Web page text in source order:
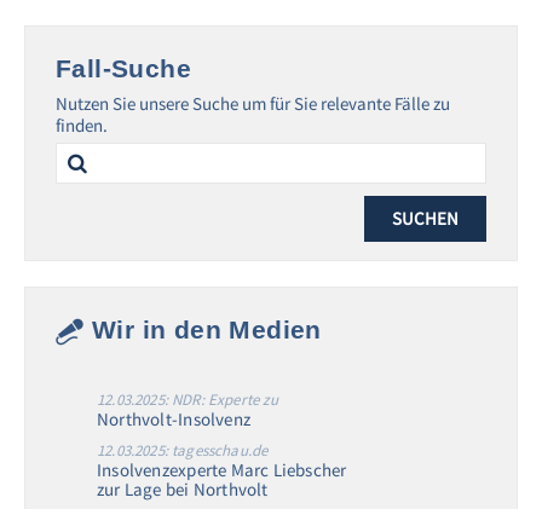
Fall-Suche
Nutzen Sie unsere Suche um für Sie relevante Fälle zu
finden.
Search
for:
Wir in den Medien
12.03.2025: NDR: Experte zu
Northvolt-Insolvenz
12.03.2025: tagesschau.de
Insolvenzexperte Marc Liebscher
zur Lage bei Northvolt